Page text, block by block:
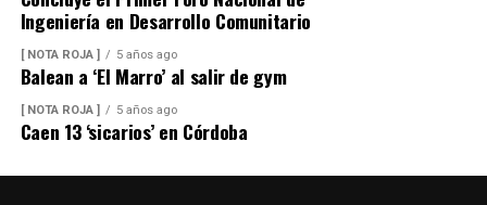
Ingeniería en Desarrollo Comunitario
[ NOTA ROJA ] 5 años ago
Balean a ‘El Marro’ al salir de gym
[ NOTA ROJA ] 5 años ago
Caen 13 ‘sicarios’ en Córdoba